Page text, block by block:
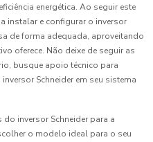
energética. Ao seguir este
instalar e configurar o inversor
de forma adequada, aproveitando
oferece. Não deixe de seguir as
busque apoio técnico para
Schneider em seu sistema
inversor Schneider para a
o modelo ideal para o seu